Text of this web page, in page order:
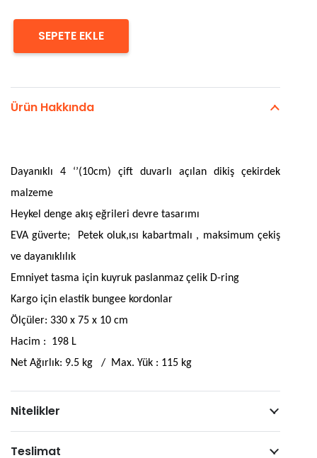
Vapor
iSUP-
SEPETE EKLE
Ürün Hakkında
Dayanıkl ı 4 ‘’(10cm) çift duvarl ı açı lan dikiş çekirdek
malzeme
Heykel denge akışeğrileri devre tasarımı
EVA güverte; Petek oluk,ısı kabartmal ı , maksimum çekiş
ve dayanıkl ı ık
Emniyet tasma için kuyruk paslanmaz çelik D-ring
Kargo için elastik bungee kordonlar
Ö çüler: 330 x 75 x 10 cm
Hacim : 198 L
Net Ağırl ık: 9.5 kg / Max. Yük : 115 kg
Nitelikler
Teslimat